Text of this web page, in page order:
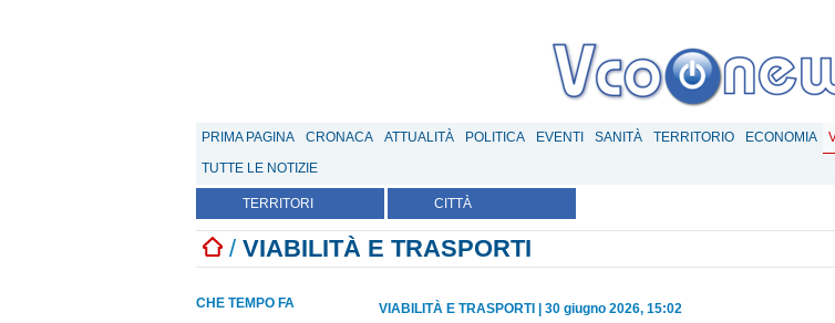
PRIMA PAGINA CRONACA ATTUALITÀ POLITICA EVENTI SANITÀ TERRITORIO ECONOMIA
TUTTE LE NOTIZIE
TERRITORI CITTÀ
/ VIABILITÀ E TRASPORTI
CHE TEMPO FA VIABILITÀ E TRASPORTI 30 giugno 2026, 15:02